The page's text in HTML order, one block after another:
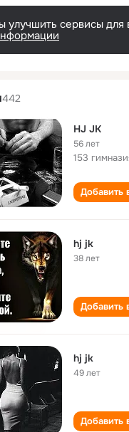
сервисы
442
HJ JK
56 лет
153
Добавить
hj jk
38 лет
Добавить
hj jk
49 лет
Добавить